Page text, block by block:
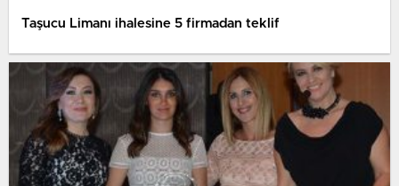
Taşucu Limanı ihalesine 5 firmadan teklif